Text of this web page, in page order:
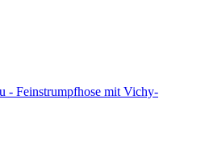
- Feinstrumpfhose mit Vichy-